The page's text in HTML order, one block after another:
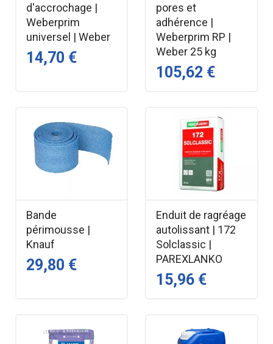
d'accrochage |
Weberprim
universel | Weber
14,70 €
pores et
adhérence |
Weberprim RP |
Weber 25 kg
105,62 €
Bande
périmousse |
Knauf
29,80 €
Enduit de ragréage
autolissant | 172
Solclassic |
PAREXLANKO
15,96 €